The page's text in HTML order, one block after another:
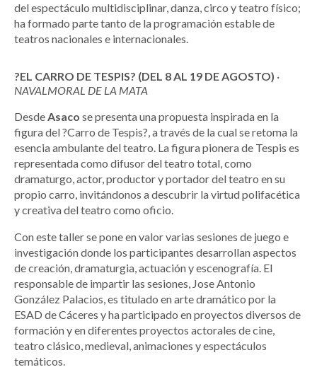
del espectáculo multidisciplinar, danza, circo y teatro físico;
ha formado parte tanto de la programación estable de
teatros nacionales e internacionales.
?EL CARRO DE TESPIS? (DEL 8 AL 19 DE AGOSTO) ·
NAVALMORAL DE LA MATA
DesdeAsaco se presenta una propuesta inspirada en la
figura del ?Carro de Tespis?, a través de la cual se retoma la
esencia ambulante del teatro. La figura pionera de Tespis es
representada como difusor del teatro total, como
dramaturgo, actor, productor y portador del teatro en su
propio carro, invitándonos a descubrir la virtud polifacética
y creativa del teatro como oficio.
Con este taller se pone en valor varias sesiones de juego e
investigación donde los participantes desarrollan aspectos
de creación, dramaturgia, actuación y escenografía. El
responsable de impartir las sesiones, Jose Antonio
González Palacios, es titulado en arte dramático por la
ESAD de Cáceres y ha participado en proyectos diversos de
formación y en diferentes proyectos actorales de cine,
teatro clásico, medieval, animaciones y espectáculos
temáticos.